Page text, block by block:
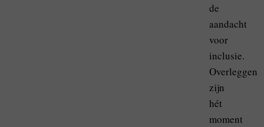
de
aandacht
voor
inclusie.
Overleggen
zijn
hét
moment